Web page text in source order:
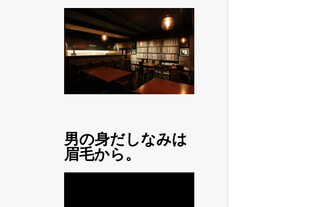
男の身だしなみは
眉毛から。